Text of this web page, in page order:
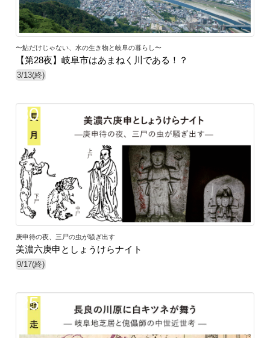
〜鮎だけじゃない、水の生き物と岐阜の暮らし〜
【第28夜】岐阜市はあまねく川である！？
3/13(終)
30
庚申待の夜、三尸の虫が騒ぎ出す
美濃六庚申としょうけらナイト
9/17(終)
25